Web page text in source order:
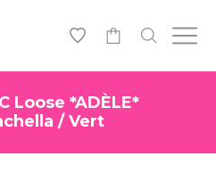
Loose *ADÈLE*
/ Vert